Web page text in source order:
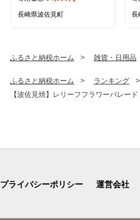
長崎県波佐見町 長
ふるさと納税ホーム 雑貨・日用品
ふるさと納税ホーム ランキング
【波佐見焼】レリーフフラワーパレー
プライバシーポリシー 運営会社